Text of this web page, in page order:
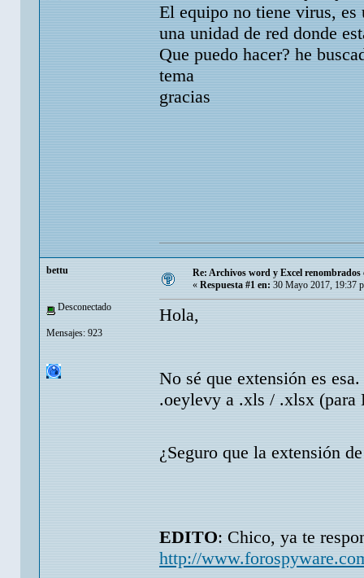
El equipo no tiene virus,
una unidad de red donde
Que puedo hacer? he
tema
gracias
bettu
Desconectado
Mensajes: 923
Re: Archivos word y Excel renombrados
« Respuesta #1 en: 30 Mayo 2017, 19:37
Hola,
No sé que extensión es
.oeylevy a .xls / .xlsx (para
¿Seguro que la extensión
EDITO: Chico, ya te
http://